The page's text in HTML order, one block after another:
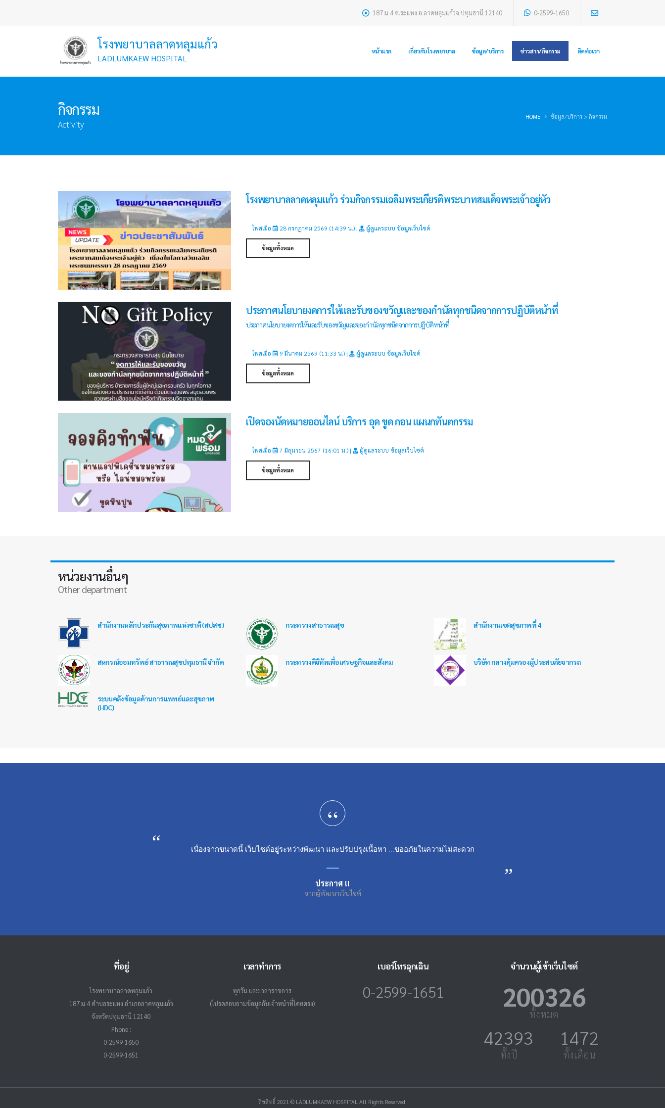
187 ม.4 ต.ระแหง อ.ลาดหลุมแก้วจ.ปทุมธานี 12140 0-2599-1650
โรงพยาบาลลาดหลุมแก้ว
LADLUMKAEW HOSPITAL
หน้าแรก เกี่ยวกับโรงพยาบาล ข้อมูล/บริการ ข่าวสาร/กิจกรรม ติดต่อเรา
กิจกรรม
Activity
HOME ข้อมูล/บริการ > กิจกรรม
โรงพยาบาลลาดหลุมแก้ว ร่วมกิจกรรมเฉลิมพระเกียรติพระบาทสมเด็จพระเจ้าอยู่หัว
โพสเมื่อ 28 กรกฎาคม 2569 (14:39 น.) | ผู้ดูแลระบบ ข้อมูลเว็บไซต์
ข้อมูลทั้งหมด
ประกาศนโยบายงดการให้และรับของขวัญและของกำนัลทุกชนิดจากการปฏิบัติหน้าที่
ประกาศนโยบายงดการให้และรับของขวัญและของกำนัลทุกชนิดจากการปฏิบัติหน้าที่
โพสเมื่อ 9 มีนาคม 2569 (11:33 น.) | ผู้ดูแลระบบ ข้อมูลเว็บไซต์
ข้อมูลทั้งหมด
เปิดจองนัดหมายออนไลน์ บริการ อุด ขูด ถอน แผนกทันตกรรม
โพสเมื่อ 7 มิถุนายน 2567 (16:01 น.) | ผู้ดูแลระบบ ข้อมูลเว็บไซต์
ข้อมูลทั้งหมด
หน่วยงานอื่นๆ
Other department
สำนักงานหลักประกันสุขภาพแห่งชาติ (สปสช.) กระทรวงสาธารณสุข สำนักงานเขตสุขภาพที่ 4
สหกรณ์ออมทรัพย์ สาธารณสุขปทุมธานี จำกัด กระทรวงดิจิทัลเพื่อเศรษฐกิจและสังคม บริษัท กลางคุ้มครองผู้ประสบภัยจากรถ
ระบบคลังข้อมูลด้านการแพทย์และสุขภาพ
(HDC)
“
เนื่องจากขนาดนี้ เว็บไซต์อยู่ระหว่างพัฒนา และปรับปรุงเนื้อหา ...ขออภัยในความไม่สะดวก
ประกาศ !!
จากผู้พัฒนาเว็บไซต์
ที่อยู่
โรงพยาบาลลาดหลุมแก้ว
187 ม.4 ตำบลระแหง อำเภอลาดหลุมแก้ว
จังหวัดปทุมธานี 12140
Phone :
0-2599-1650
0-2599-1651
เวลาทำการ
ทุกวัน และเวลาราชการ
(โปรดสอบถามข้อมูลกับเจ้าหน้าที่โดยตรง)
เบอร์โทรฉุกเฉิน
0-2599-1651
จำนวนผู้เข้าเว็บไซต์
231145
ทั้งหมด
50872
ทั้งปี
1766
ทั้งเดือน
ลิขสิทธิ์ 2021 © LADLUMKAEW HOSPITAL All Rights Reserved.